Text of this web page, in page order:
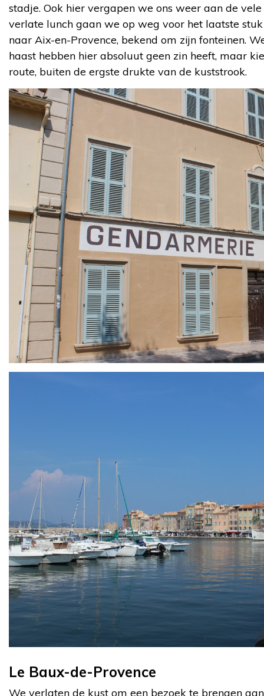
stadje. Ook hier vergapen we ons weer aan de
verlate lunch gaan we op weg voor het laatste
naar Aix-en-Provence, bekend om zijn fonteinen.
haast hebben hier absoluut geen zin heeft, maar
route, buiten de ergste drukte van de kuststrook.
Le Baux-de-Provence
We verlaten de kust om een bezoek te brengen